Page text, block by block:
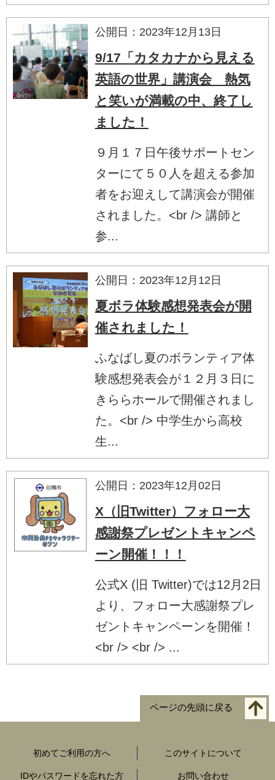
公開日：2023年12月13日
9/17「カタカナから見える
英語の世界」講演会 熱気
と笑いが満載の中、終了し
ました！
９月１７日午後サポートセン
ターにて５０人を超える参加
者をお迎えして講演会が開催
されました。<br /> 講師と
参...
公開日：2023年12月12日
夏ボラ体験感想発表会が開
催されました！
ふなばし夏のボランティア体
験感想発表会が１２月３日に
きららホールで開催されまし
た。<br /> 中学生から高校
生...
公開日：2023年12月02日
X（旧Twitter）フォロー大
感謝祭プレゼントキャンペ
ーン開催！！！
公式X (旧 Twitter)では12月2日
より、フォロー大感謝祭プレ
ゼントキャンペーンを開催！
<br /> <br /> ...
ページの先頭に戻る
初めてご利用の方へ このサイトについて
IDやパスワードを忘れた方 お問い合わせ